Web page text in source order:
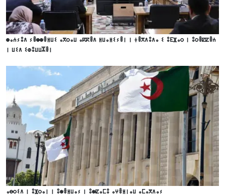
ⵙⴰⵄⵢⵓⴷ ⵢⴻⵙⵙⴻⵍⵡⵉ ⴰⴳⵔⴰⵡ ⴰⴽⴽⴻⴷ ⵍⵡⴰⵍⵉⵢⴻⵏ ⵏ ⵜⴻⴳⴷⵓⴷⴰ ⵉ ⵓⴹⴼⴰⵔ ⵏ ⵓⵔⴻⵇⵇⴻⵄ
ⵏ ⵡⵉⴷ ⵉⵀⵓⵡⵡⵣⴻⵏ
ⴰⴱⵔⵉⴷ ⵏ ⵓⴼⵔⴰⵏ ⵏ ⵓⵙⴻⵍⵡⴰⵢ ⵏ ⵓⵙⵇⴰⵎⵓ ⴰⵖⴻⵍⵏⴰⵡ ⴰⵎⴰⴳⴷⴰⵢ